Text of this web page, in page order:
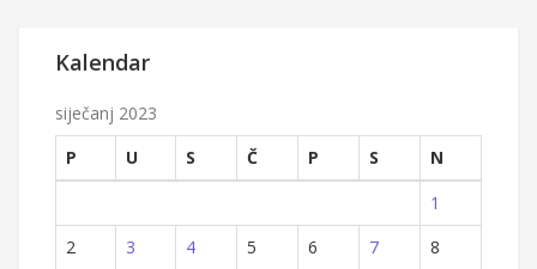
Kalendar
siječanj 2023
P
U S Č P S
N
1
2
3 4 5 6 7
8